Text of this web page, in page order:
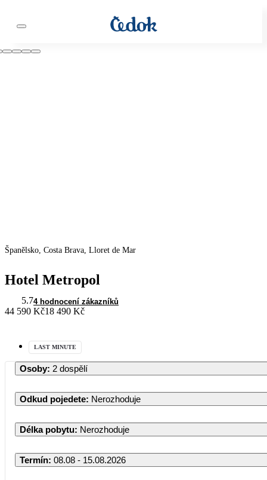
Španělsko, Costa Brava, Lloret de Mar
Hotel Metropol
5.74 hodnocení zákazníků
44 590 Kč18 490 Kč
LAST MINUTE
Osoby: 2 dospělí
Odkud pojedete: Nerozhoduje
Délka pobytu: Nerozhoduje
Termín: 08.08 - 15.08.2026